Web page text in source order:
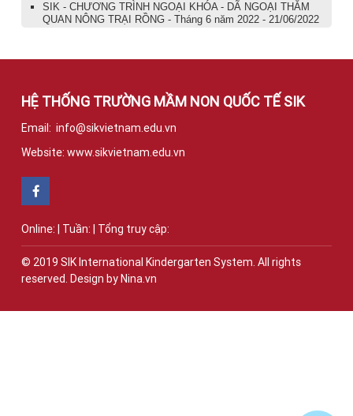
SIK - CHƯƠNG TRÌNH NGOẠI KHÓA - DÃ NGOẠI THĂM
QUAN NÔNG TRẠI RỒNG - Tháng 6 năm 2022 - 21/06/2022
HỆ THỐNG TRƯỜNG MẦM NON QUỐC TẾ SIK
Email: info@sikvietnam.edu.vn
Website: www.sikvietnam.edu.vn
Online: Tuần: Tổng truy cập:
© 2019 SIK International Kindergarten System. All rights
reserved. Design by Nina.vn